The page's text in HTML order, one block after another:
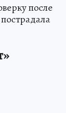
после